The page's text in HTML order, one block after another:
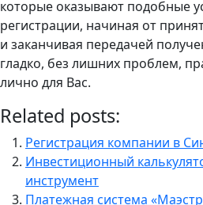
которые оказывают подобные
регистрации, начиная от
и заканчивая передачей
гладко, без лишних проблем,
лично для Вас.
Related posts:
Регистрация компании в
Инвестиционный
инструмент
Платежная система